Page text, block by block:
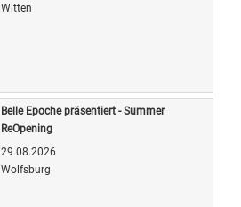
Witten
Belle Epoche präsentiert - Summer
ReOpening
29.08.2026
Wolfsburg